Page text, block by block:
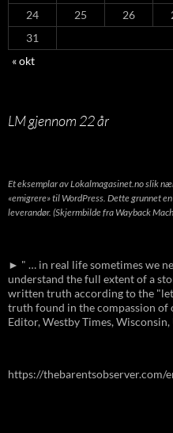
24
25 26
31
« okt
LM gjennom 22 år
Et eksemplar av Lokalmagasinet.no slik
«emigrere» til WordPress. Dette grunnet
leverandør. (Skjermbilde fra Wayback
► " … in real life sometimes we
understand the full extent of a
written truth according to the
truth found in the compassion of
Editor, Westby Times, Wisconsin,
https://thebarentsobserver.com/